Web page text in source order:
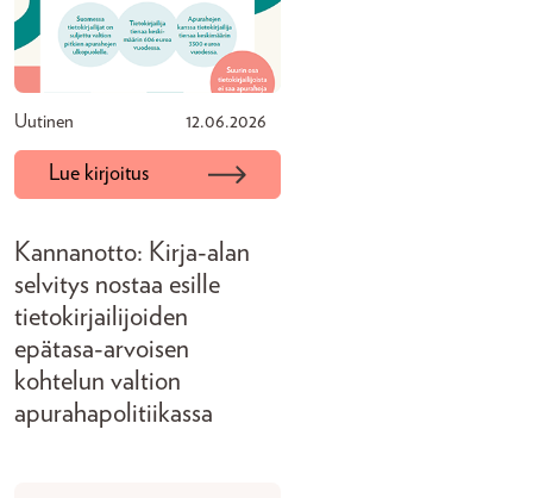
Uutinen 12.06.2026
Lue kirjoitus
Kannanotto: Kirja-alan
selvitys nostaa esille
tietokirjailijoiden
epätasa-arvoisen
kohtelun valtion
apurahapolitiikassa